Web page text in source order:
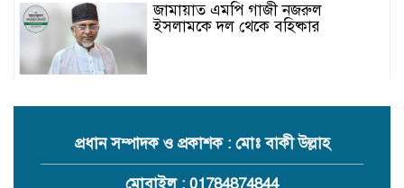
জামায়াত এমপি গাজী নজরুল
ইসলামকে দল থেকে বহিষ্কার
বন্যায় নিহত বশির আহমদের পরিবারকে
গাজী নজরুল এমপির বিরুদ্ধে কঠোর
প্রধান সম্পাদক ও প্রকাশক : মোঃ বাকী উল্লাহ
মোবাইল : 01784874844